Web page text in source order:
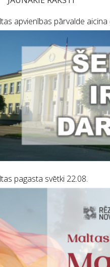
apvienības pārvalde
pagasta svētki 22.08.